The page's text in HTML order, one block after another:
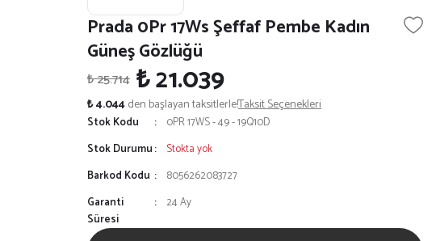
Prada 0Pr 17Ws Şeffaf Pembe Kadın
Güneş Gözlüğü
₺ 25.714 ₺ 21.039
₺ 4.044den başlayan taksitlerle!Taksit Seçenekleri
Stok Kodu
0PR 17WS - 49 - 19Q10D
Stok Durumu
Stokta yok
Barkod Kodu
8056262083727
Garanti
Süresi
24 Ay